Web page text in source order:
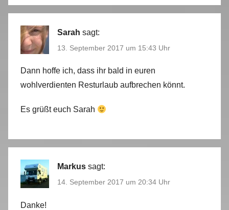
Sarah sagt:
13. September 2017 um 15:43 Uhr
Dann hoffe ich, dass ihr bald in euren
wohlverdienten Resturlaub aufbrechen könnt.
Es grüßt euch Sarah
Markus sagt:
14. September 2017 um 20:34 Uhr
Danke!